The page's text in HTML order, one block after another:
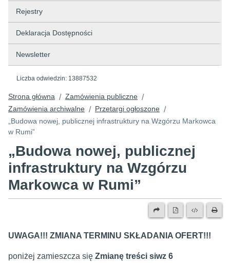
Rejestry
Deklaracja Dostępności
Newsletter
Liczba odwiedzin: 13887532
Strona główna / Zamówienia publiczne /
Zamówienia archiwalne / Przetargi ogłoszone /
„Budowa nowej, publicznej infrastruktury na Wzgórzu Markowca
w Rumi”
„Budowa nowej, publicznej
infrastruktury na Wzgórzu
Markowca w Rumi”
UWAGA!!! ZMIANA TERMINU SKŁADANIA OFERT!!!
poniżej zamieszcza się Zmianę treści siwz 6